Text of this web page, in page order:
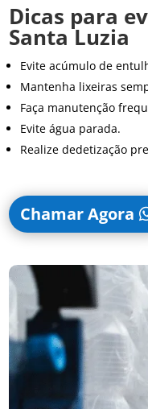
Dicas para
Santa Luzia
Evite acúmulo de
Mantenha lixeiras
Faça manutenção
Evite água parada.
Realize dedetização
Chamar Agora